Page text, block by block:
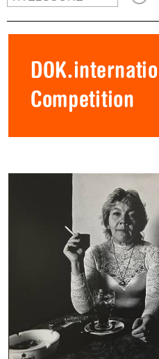
Competition